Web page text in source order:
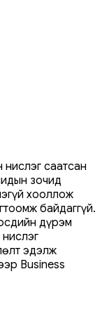
саатсан
зочид
хооллож
байдаггүй.
дүрэм
эдэлж
Business